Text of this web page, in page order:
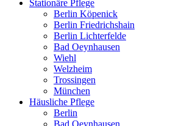
Stationäre Pflege
Berlin Köpenick
Berlin Friedrichshain
Berlin Lichterfelde
Bad Oeynhausen
Wiehl
Welzheim
Trossingen
München
Häusliche Pflege
Berlin
Bad Oeynhausen